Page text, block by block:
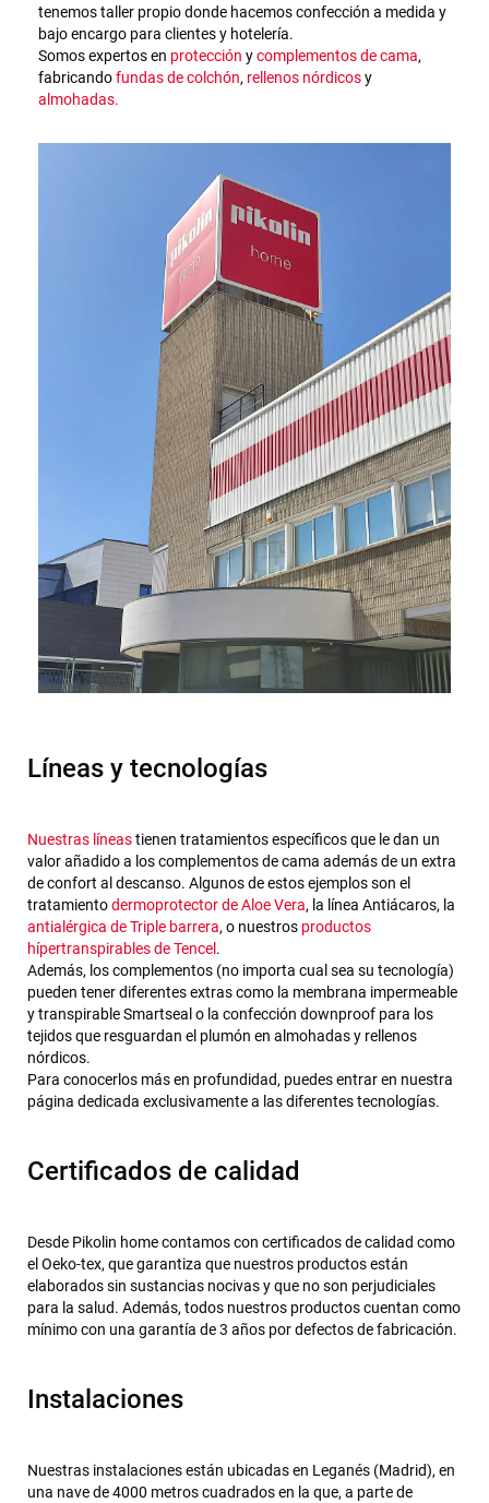
tenemos taller propio donde hacemos confección a medida y
bajo encargo para clientes y hotelería.
Somos expertos en protección ycomplementos de cama,
fabricandofundas de colchón, rellenos nórdicosy
almohadas.
Líneas y tecnologías
Nuestras líneastienen tratamientos específicos que le dan un
valor añadido a los complementos de cama además de un extra
de confort al descanso. Algunos de estos ejemplos son el
tratamientodermoprotector de Aloe Vera, la línea Antiácaros, la
antialérgica de Triple barrera, o nuestros productos
hípertranspirables de Tencel .
Además, los complementos (no importa cual sea su tecnología)
pueden tener diferentes extras como la membrana impermeable
y transpirable Smartseal o la confección downproof para los
tejidos que resguardan el plumón en almohadas y rellenos
nórdicos.
Para conocerlos más en profundidad, puedes entrar en nuestra
página dedicada exclusivamente a las diferentes tecnologías.
Certificados de calidad
Desde Pikolin home contamos con certificados de calidad como
el Oeko-tex, que garantiza que nuestros productos están
elaborados sin sustancias nocivas y que no son perjudiciales
para la salud. Además, todos nuestros productos cuentan como
mínimo con una garantía de 3 años por defectos de fabricación.
Instalaciones
Nuestras instalaciones están ubicadas en Leganés (Madrid), en
una nave de 4000 metros cuadrados en la que, a parte de